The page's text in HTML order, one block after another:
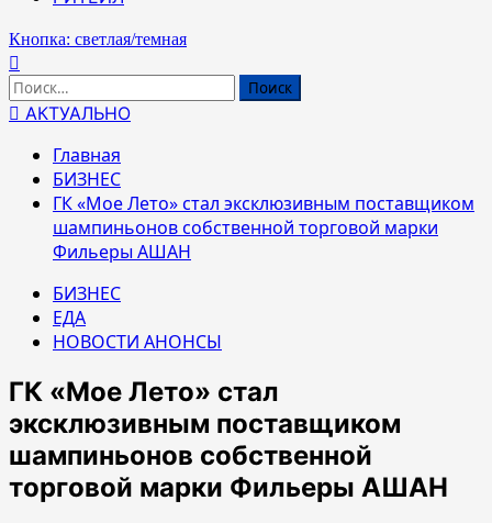
Кнопка: светлая/темная
Найти:
АКТУАЛЬНО
Главная
БИЗНЕС
ГК «Мое Лето» стал эксклюзивным поставщиком
шампиньонов собственной торговой марки
Фильеры АШАН
БИЗНЕС
ЕДА
НОВОСТИ АНОНСЫ
ГК «Мое Лето» стал
эксклюзивным поставщиком
шампиньонов собственной
торговой марки Фильеры АШАН